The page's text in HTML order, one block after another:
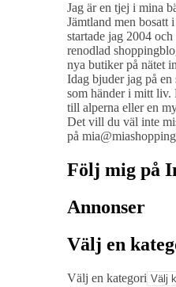
Jag är en tjej i mina
Jämtland men
startade jag 2004
renodlad
nya butiker på nätet
Idag bjuder jag på
som händer i mitt liv.
till alperna eller en
Det vill du väl inte
på
Följ mig på
Annonser
Välj en
Välj en kategori